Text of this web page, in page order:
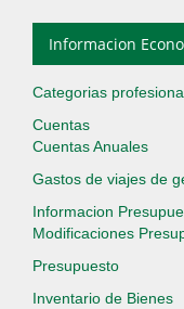
Informacion
Categorias
Cuentas
Cuentas Anuales
Gastos de viajes de
Informacion
Modificaciones
Presupuesto
Inventario de Bienes